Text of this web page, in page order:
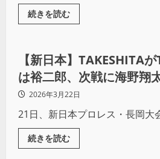
続きを読む
プロレス
【新日本】TAKESHITA
は裕二郎、次戦に海野翔
りを返したい」
2026年3月22日
21日、新日本プロレス・長岡大
続きを読む
プロレス